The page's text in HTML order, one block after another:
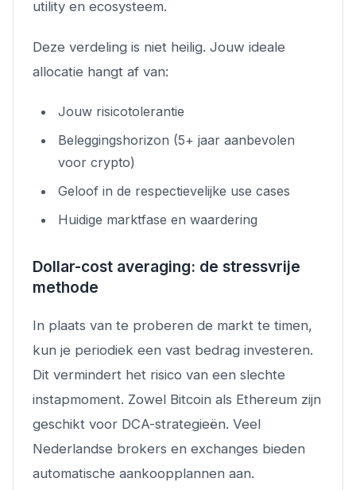
utility en ecosysteem.
Deze verdeling is niet heilig. Jouw ideale
allocatie hangt af van:
Jouw risicotolerantie
Beleggingshorizon (5+ jaar aanbevolen
voor crypto)
Geloof in de respectievelijke use cases
Huidige marktfase en waardering
Dollar-cost averaging: de stressvrije
methode
In plaats van te proberen de markt te timen,
kun je periodiek een vast bedrag investeren.
Dit vermindert het risico van een slechte
instapmoment. Zowel Bitcoin als Ethereum zijn
geschikt voor DCA-strategieën. Veel
Nederlandse brokers en exchanges bieden
automatische aankoopplannen aan.